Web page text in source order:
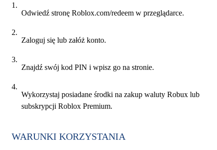
Odwiedź stronę Roblox.com/redeem w przeglądarce.
Zaloguj się lub załóż konto.
Znajdź swój kod PIN i wpisz go na stronie.
Wykorzystaj posiadane środki na zakup waluty Robux lub
subskrypcji Roblox Premium.
WARUNKI KORZYSTANIA